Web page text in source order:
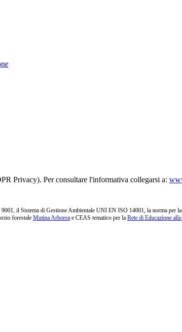
Privacy). Per consultare l'informativa collegarsi a:
il Sistema di Gestione Ambientale UNI EN ISO 14001, la norma
forestale Mutina Arborea e CEAS tematico per la Rete di Educazione